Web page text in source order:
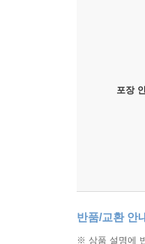
포장
반품/교환 안
※ 상품 설명에